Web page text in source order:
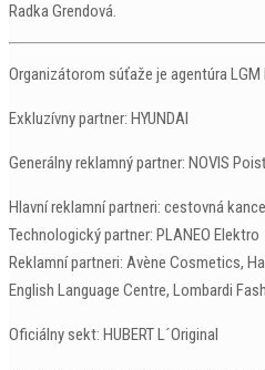
Radka Grendová.
Organizátorom súťaže je agentúra
Exkluzívny partner: HYUNDAI
Generálny reklamný partner: NOVIS
Hlavní reklamní partneri: cestovná
Technologický partner: PLANEO Elektro
Reklamní partneri: Avène Cosmetics,
English Language Centre, Lombardi
Oficiálny sekt: HUBERT L´Original